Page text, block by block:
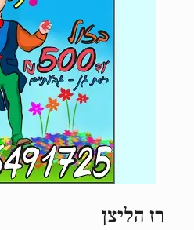
רז הליצן